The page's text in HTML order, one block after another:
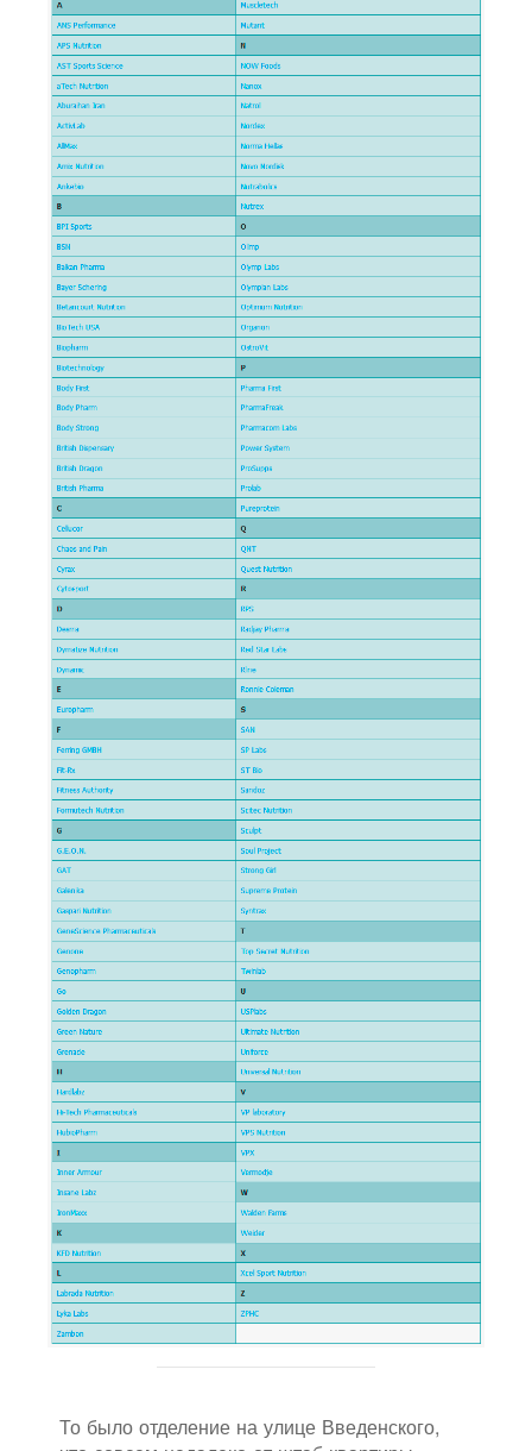
То было отделение на улице Введенского,